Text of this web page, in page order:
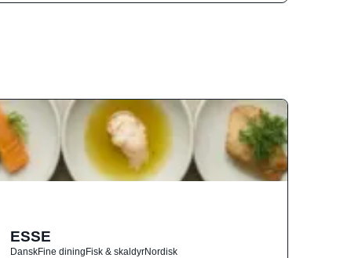
ESSE
DanskFine diningFisk & skaldyrNordisk